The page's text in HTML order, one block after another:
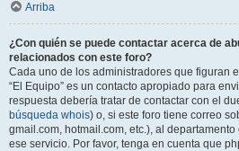
Arriba
¿Con quién se puede contactar acerca de
relacionados con este foro?
Cada uno de los administradores que figuran
“El Equipo” es un contacto apropiado para
respuesta debería tratar de contactar con el
búsqueda whois) o, si este foro tiene correo
gmail.com, hotmail.com, etc.), al
ese servicio. Por favor, tenga en cuenta que